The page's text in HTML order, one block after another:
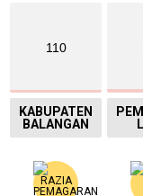
110
KABUPATEN
BALANGAN